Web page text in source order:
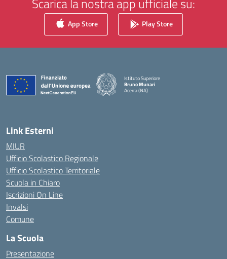
App Store Play Store
Istituto Superiore
Bruno Munari
Acerra (NA)
Link Esterni
MIUR
Ufficio Scolastico Regionale
Ufficio Scolastico Territoriale
Scuola in Chiaro
Iscrizioni On Line
Invalsi
Comune
La Scuola
Presentazione